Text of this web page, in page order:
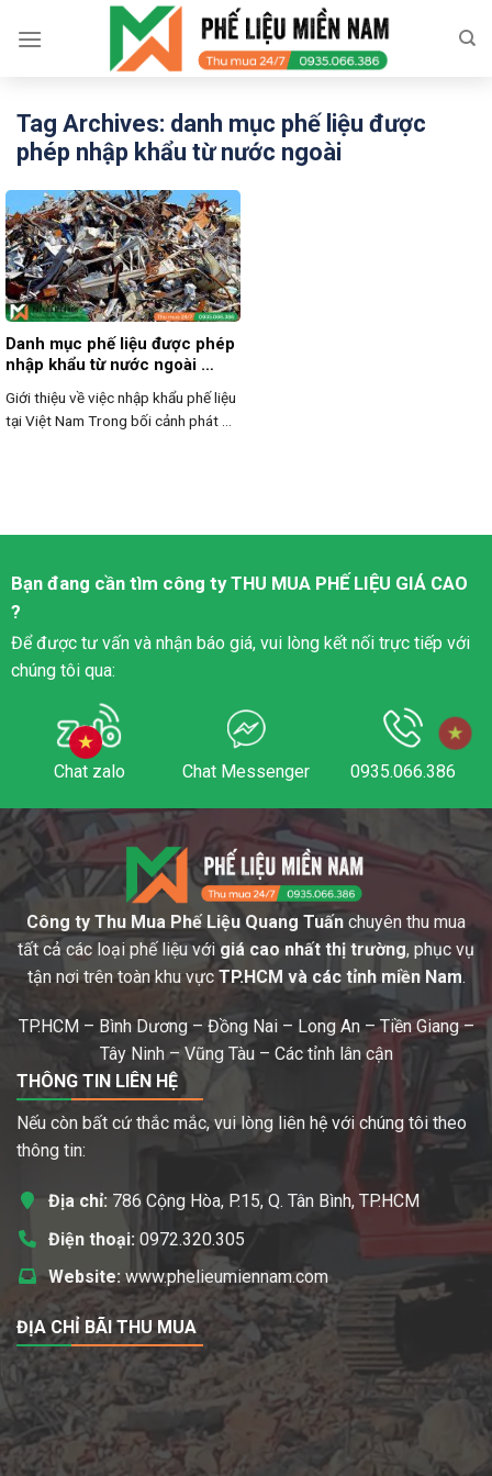
Tag Archives: danh mục phế liệu được
phép nhập khẩu từ nước ngoài
Danh mục phế liệu được phép
nhập khẩu từ nước ngoài …
Giới thiệu về việc nhập khẩu phế liệu
tại Việt Nam Trong bối cảnh phát ...
Bạn đang cần tìm công tyTHU MUA PHẾ LIỆU GIÁ CAO
?
Để được tư vấn và nhận báo giá, vui lòng kết nối trực tiếp với
chúng tôi qua:
Chat zalo Chat Messenger 0935.066.386
Công ty Thu Mua Phế Liệu Quang Tuấn chuyên thu mua
tất cả các loại phế liệu vớigiá cao nhất thị trường, phục vụ
tận nơi trên toàn khu vực TP.HCM và các tỉnh miền Nam.
TP.HCM – Bình Dương – Đồng Nai – Long An – Tiền Giang –
Tây Ninh – Vũng Tàu – Các tỉnh lân cận
THÔNG TIN LIÊN HỆ
Nếu còn bất cứ thắc mắc, vui lòng liên hệ với chúng tôi theo
thông tin:
Địa chỉ: 786 Cộng Hòa, P.15, Q. Tân Bình, TP.HCM
Điện thoại: 0972.320.305
Website: www.phelieumiennam.com
ĐỊA CHỈ BÃI THU MUA